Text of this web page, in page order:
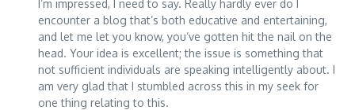
I’m impressed, I need to say. Really hardly ever do I
encounter a blog that’s both educative and entertaining,
and let me let you know, you’ve gotten hit the nail on the
head. Your idea is excellent; the issue is something that
not sufficient individuals are speaking intelligently about. I
am very glad that I stumbled across this in my seek for
one thing relating to this.